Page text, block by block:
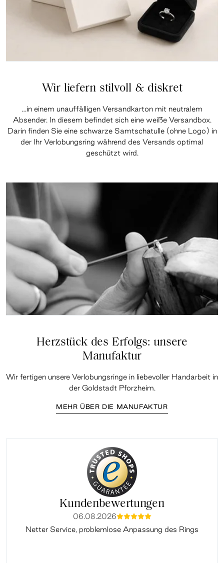
Wir liefern stilvoll & diskret
…in einem unauffälligen Versandkarton mit neutralem
Absender. In diesem befindet sich eine weiße Versandbox.
Darin finden Sie eine schwarze Samtschatulle (ohne Logo) in
der Ihr Verlobungsring während des Versands optimal
geschützt wird.
Herzstück des Erfolgs: unsere
Manufaktur
Wir fertigen unsere Verlobungsringe in liebevoller Handarbeit in
der Goldstadt Pforzheim.
MEHR ÜBER DIE MANUFAKTUR
Kundenbewertungen
06.08.2026mmmmm
Netter Service, problemlose Anpassung des Rings